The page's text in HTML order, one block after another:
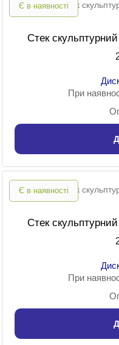
Є в наявності
Стек
При
Є в наявності
Стек
При